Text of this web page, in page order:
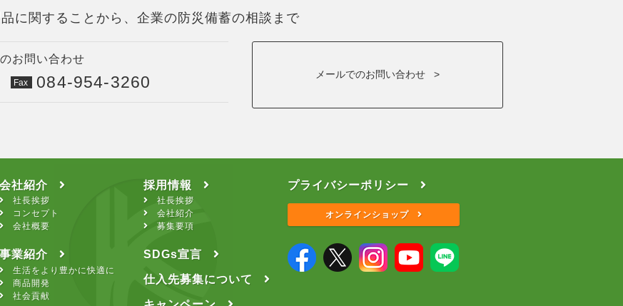
に関することから、 企業の防災備蓄の相談まで
お問い合わせ
Fax 084-954-3260 メールでのお問い合わせ >
会社紹介
社長挨拶
コンセプト
会社概要
事業紹介
生活をより豊かに快適に
商品開発
社会貢献
採用情報
社長挨拶
会社紹介
募集要項
SDGs宣言
仕入先募集について
プライバシーポリシー
オンラインショップ